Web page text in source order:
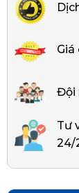
Giá
Đội
Tư
24/